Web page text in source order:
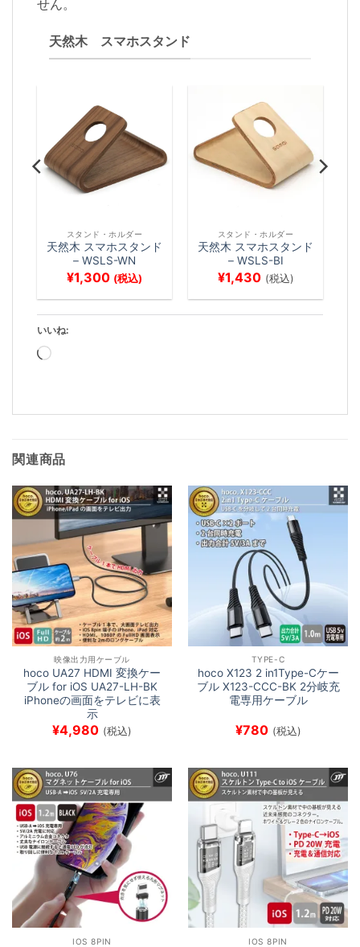
せん。
天然木 スマホスタンド
スタンド・ホルダー
天然木 スマホスタンド
– WSLS-WN
¥1,300 (税込)
スタンド・ホルダー
天然木 スマホスタンド
– WSLS-BI
¥1,430 (税込)
いいね:
読
み
関連商品
映像出力用ケーブル
hoco UA27 HDMI 変換ケー
ブル for iOS UA27-LH-BK
iPhoneの画面をテレビに表
示
¥4,980 (税込)
TYPE-C
hoco X123 2 in1Type-Cケー
ブル X123-CCC-BK 2分岐充
電専用ケーブル
¥780 (税込)
IOS 8PIN IOS 8PIN